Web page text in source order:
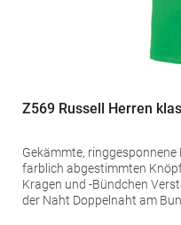
Z569 Russell Herren
Gekämmte, ringgesponnene Baumwolle
farblich abgestimmten Knöpfen Nackenband
Kragen und -Bündchen Verstärkte Schulternaht Ersatzknopf in
der Naht Doppelnaht am Bund